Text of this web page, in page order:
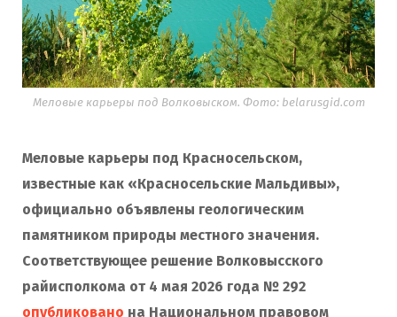
Меловые карьеры под Волковыском. Фото: belarusgid.com
Меловые карьеры под Красносельском,
известные как «Красносельские Мальдивы»,
официально объявлены геологическим
памятником природы местного значения.
Соответствующее решение Волковысского
райисполкома от 4 мая 2026 года № 292
опубликовано на Национальном правовом